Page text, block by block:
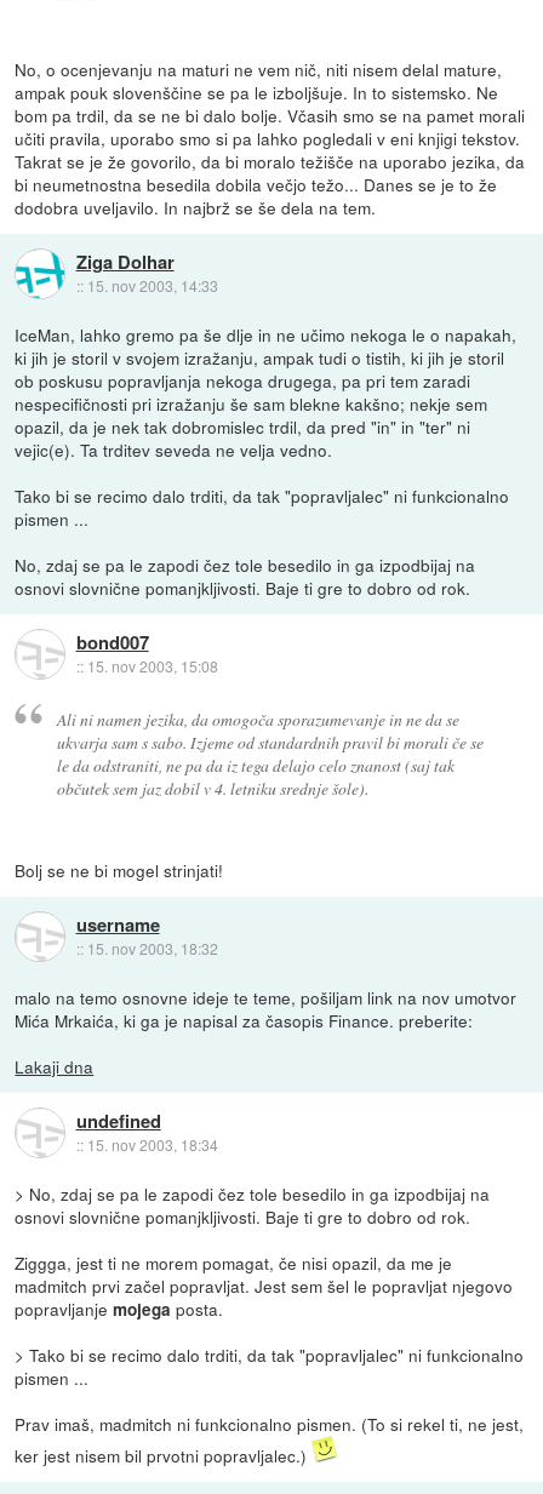
No, o ocenjevanju na maturi ne vem nič, niti nisem delal mature,
ampak pouk slovenščine se pa le izboljšuje. In to sistemsko. Ne
bom pa trdil, da se ne bi dalo bolje. Včasih smo se na pamet morali
učiti pravila, uporabo smo si pa lahko pogledali v eni knjigi tekstov.
Takrat se je že govorilo, da bi moralo težišče na uporabo jezika, da
bi neumetnostna besedila dobila večjo težo... Danes se je to že
dodobra uveljavilo. In najbrž se še dela na tem.
Ziga Dolhar
:: 15. nov 2003, 14:33
IceMan, lahko gremo pa še dlje in ne učimo nekoga le o napakah,
ki jih je storil v svojem izražanju, ampak tudi o tistih, ki jih je storil
ob poskusu popravljanja nekoga drugega, pa pri tem zaradi
nespecifičnosti pri izražanju še sam blekne kakšno; nekje sem
opazil, da je nek tak dobromislec trdil, da pred "in" in "ter" ni
vejic(e). Ta trditev seveda ne velja vedno.
Tako bi se recimo dalo trditi, da tak "popravljalec" ni funkcionalno
pismen ...
No, zdaj se pa le zapodi čez tole besedilo in ga izpodbijaj na
osnovi slovnične pomanjkljivosti. Baje ti gre to dobro od rok.
bond007
:: 15. nov 2003, 15:08
Ali ni namen jezika, da omogoča sporazumevanje in ne da se
ukvarja sam s sabo. Izjeme od standardnih pravil bi morali če se
le da odstraniti, ne pa da iz tega delajo celo znanost (saj tak
občutek sem jaz dobil v 4. letniku srednje šole).
Bolj se ne bi mogel strinjati!
username
:: 15. nov 2003, 18:32
malo na temo osnovne ideje te teme, pošiljam link na nov umotvor
Mića Mrkaića, ki ga je napisal za časopis Finance. preberite:
Lakaji dna
undefined
:: 15. nov 2003, 18:34
> No, zdaj se pa le zapodi čez tole besedilo in ga izpodbijaj na
osnovi slovnične pomanjkljivosti. Baje ti gre to dobro od rok.
Ziggga, jest ti ne morem pomagat, če nisi opazil, da me je
madmitch prvi začel popravljat. Jest sem šel le popravljat njegovo
popravljanjemojega posta.
> Tako bi se recimo dalo trditi, da tak "popravljalec" ni funkcionalno
pismen ...
Prav imaš, madmitch ni funkcionalno pismen. (To si rekel ti, ne jest,
ker jest nisem bil prvotni popravljalec.)